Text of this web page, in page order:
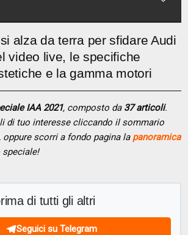
alza da terra per sfidare Audi
video live, le specifiche
e la gamma motori
IAA 2021, composto da 37 articoli.
di tuo interesse cliccando il sommario
oppure scorri a fondo pagina la panoramica
di tutti gli altri
Seguici su Telegram